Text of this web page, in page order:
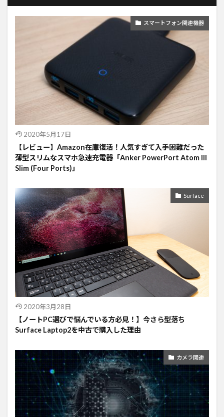
スマートフォン関連機器
2020年5月17日
【レビュー】Amazon在庫復活！人気すぎて入手困難だった
薄型スリムなスマホ急速充電器「Anker PowerPort Atom III
Slim (Four Ports)」
Surface
2020年3月28日
【ノートPC選びで悩んでいる方必見！】今さら型落ち
Surface Laptop2を中古で購入した理由
カメラ関連